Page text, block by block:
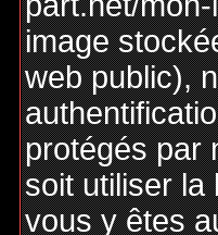
image
web public),
protégés par
soit utiliser la
vous y êtes